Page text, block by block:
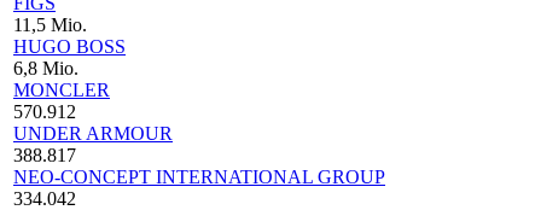
11,5 Mio.
HUGO BOSS
6,8 Mio.
MONCLER
570.912
UNDER ARMOUR
388.817
NEO-CONCEPT INTERNATIONAL GROUP
334.042